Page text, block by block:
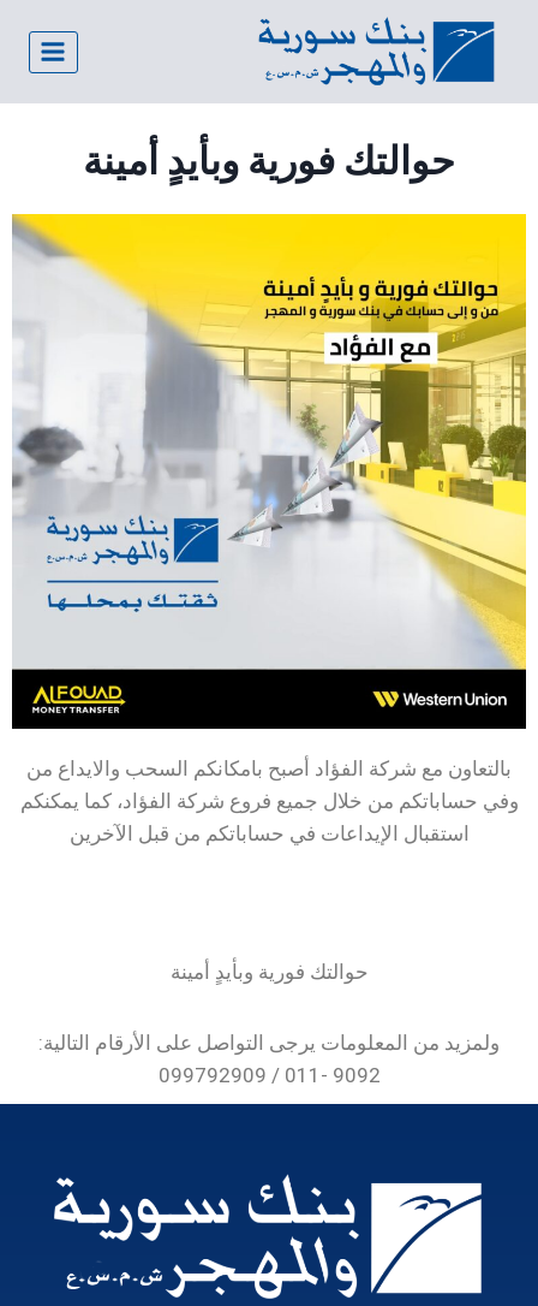
حوالتك فورية وبأيدٍ أمينة
بالتعاون مع شركة الفؤاد أصبح بامكانكم السحب والايداع من
وفي حساباتكم من خلال جميع فروع شركة الفؤاد، كما يمكنكم
استقبال الإيداعات في حساباتكم من قبل الآخرين
حوالتك فورية وبأيدٍ أمينة
ولمزيد من المعلومات يرجى التواصل على الأرقام التالية:
9092 -011 / 099792909